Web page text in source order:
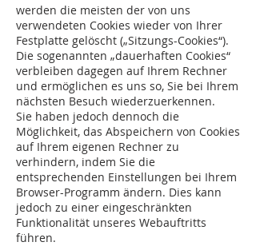
werden die meisten der von uns
verwendeten Cookies wieder von Ihrer
Festplatte gelöscht („Sitzungs-Cookies“).
Die sogenannten „dauerhaften Cookies“
verbleiben dagegen auf Ihrem Rechner
und ermöglichen es uns so, Sie bei Ihrem
nächsten Besuch wiederzuerkennen.
Sie haben jedoch dennoch die
Möglichkeit, das Abspeichern von Cookies
auf Ihrem eigenen Rechner zu
verhindern, indem Sie die
entsprechenden Einstellungen bei Ihrem
Browser-Programm ändern. Dies kann
jedoch zu einer eingeschränkten
Funktionalität unseres Webauftritts
führen.